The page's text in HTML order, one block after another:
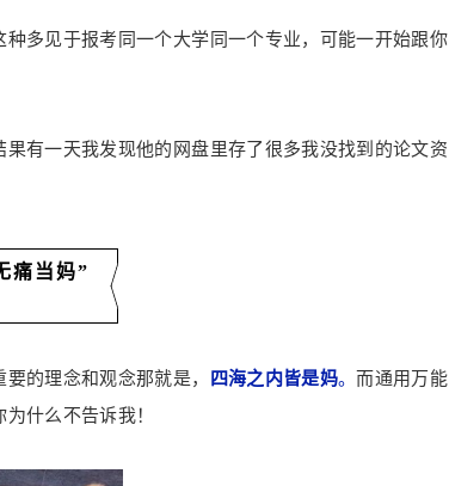
种多见于报考同一个大学同一个专业，可能一开始跟你
有一天我发现他的网盘里存了很多我没找到的论文资
痛当妈”
的理念和观念那就是， 四海之内皆是妈。而通用万能
什么不告诉我！